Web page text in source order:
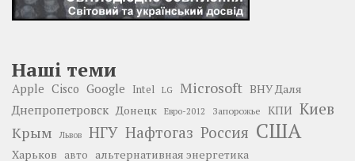
Наші теми
Apple Cisco Google Intel LG Microsoft ВНУ Даля
Днепропетровск Донецк Евро-2012 Запорожье КПИ Киев
Крым Львов НГУ Нафтогаз Россия США
Харьков авто альтернативная энергетика